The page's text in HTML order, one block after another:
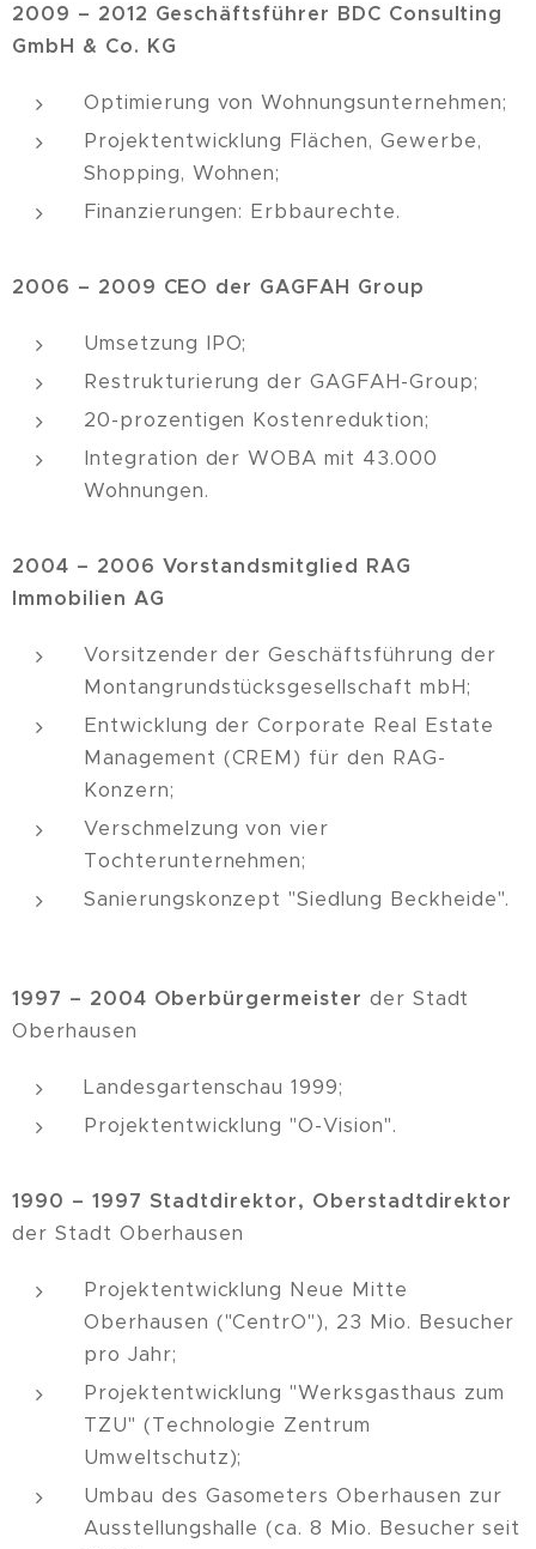
2009 – 2012 Geschäftsführer BDC Consulting
GmbH & Co. KG
Optimierung von Wohnungsunternehmen;
Projektentwicklung Flächen, Gewerbe,
Shopping, Wohnen;
Finanzierungen: Erbbaurechte.
2006 – 2009 CEO der GAGFAH Group
Umsetzung IPO;
Restrukturierung der GAGFAH-Group;
20-prozentigen Kostenreduktion;
Integration der WOBA mit 43.000
Wohnungen.
2004 – 2006 Vorstandsmitglied RAG
Immobilien AG
Vorsitzender der Geschäftsführung der
Montangrundstücksgesellschaft mbH;
Entwicklung der Corporate Real Estate
Management (CREM) für den RAG-
Konzern;
Verschmelzung von vier
Tochterunternehmen;
Sanierungskonzept "Siedlung Beckheide".
1997 – 2004 Oberbürgermeister der Stadt
Oberhausen
Landesgartenschau 1999;
Projektentwicklung "O-Vision".
1990 – 1997 Stadtdirektor, Oberstadtdirektor
der Stadt Oberhausen
Projektentwicklung Neue Mitte
Oberhausen ("CentrO"), 23 Mio. Besucher
pro Jahr;
Projektentwicklung "Werksgasthaus zum
TZU" (Technologie Zentrum
Umweltschutz);
Umbau des Gasometers Oberhausen zur
Ausstellungshalle (ca. 8 Mio. Besucher seit